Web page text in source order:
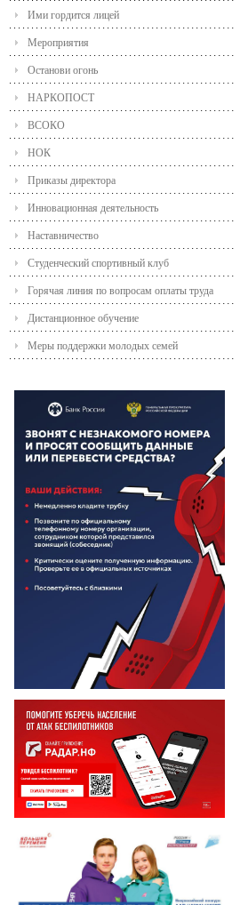
Ими гордится лицей
Мероприятия
Останови огонь
НАРКОПОСТ
ВСОКО
НОК
Приказы директора
Инновационная деятельность
Наставничество
Студенческий спортивный клуб
Горячая линия по вопросам оплаты труда
Дистанционное обучение
Меры поддержки молодых семей